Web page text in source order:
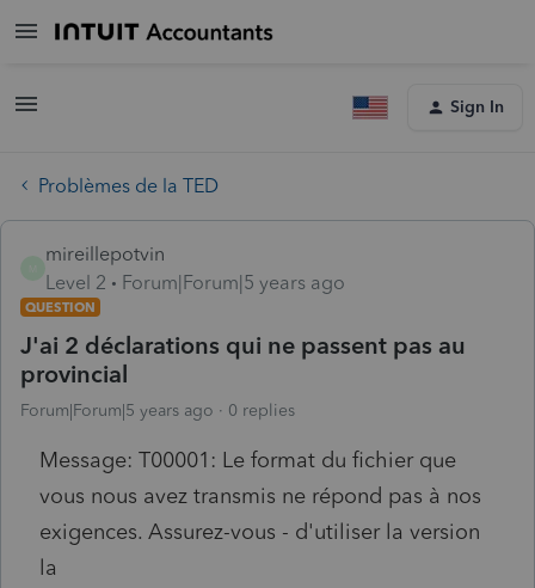
Sign In
Problèmes de la TED
mireillepotvin
Level 2
Forum|Forum|5 years ago
QUESTION
J'ai 2 déclarations qui ne passent pas au
provincial
Forum|Forum|5 years ago 0 replies
Message: T00001: Le format du fichier que
vous nous avez transmis ne répond pas à nos
exigences. Assurez-vous - d'utiliser la version
la